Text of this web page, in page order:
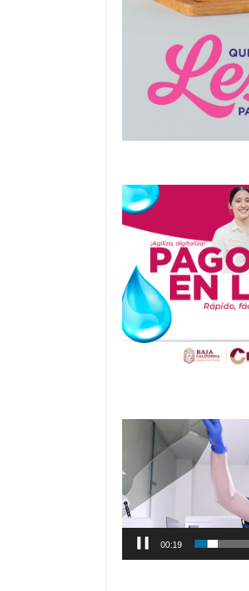
Reproductor
vídeo
00:20